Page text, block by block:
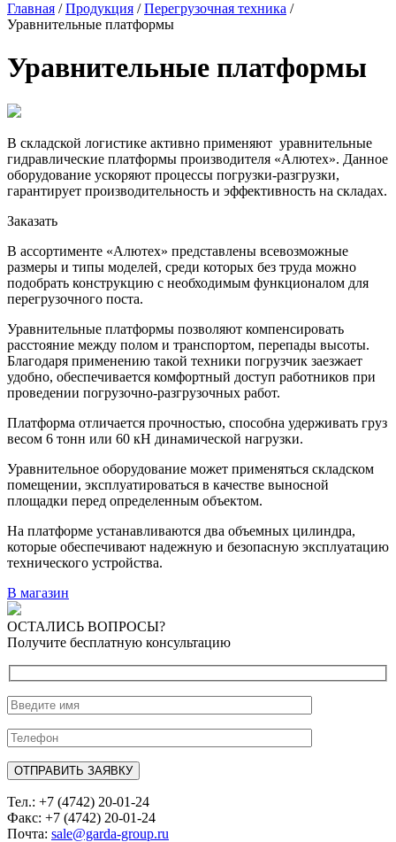
Главная /Продукция /Перегрузочная техника /
Уравнительные платформы
Уравнительные платформы
В складской логистике активно применяют уравнительные
гидравлические платформы производителя «Алютех». Данное
оборудование ускоряют процессы погрузки-разгрузки,
гарантирует производительность и эффективность на складах.
Заказать
В ассортименте «Алютех» представлены всевозможные
размеры и типы моделей, среди которых без труда можно
подобрать конструкцию с необходимым функционалом для
перегрузочного поста.
Уравнительные платформы позволяют компенсировать
расстояние между полом и транспортом, перепады высоты.
Благодаря применению такой техники погрузчик заезжает
удобно, обеспечивается комфортный доступ работников при
проведении погрузочно-разгрузочных работ.
Платформа отличается прочностью, способна удерживать груз
весом 6 тонн или 60 кН динамической нагрузки.
Уравнительное оборудование может применяться складском
помещении, эксплуатироваться в качестве выносной
площадки перед определенным объектом.
На платформе устанавливаются два объемных цилиндра,
которые обеспечивают надежную и безопасную эксплуатацию
технического устройства.
В магазин
ОСТАЛИСЬ ВОПРОСЫ?
Получите бесплатную консультацию
Тел.: +7 (4742) 20-01-24
Факс: +7 (4742) 20-01-24
Почта: sale@garda-group.ru